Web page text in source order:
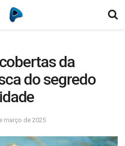
da
do segredo
março de 2025